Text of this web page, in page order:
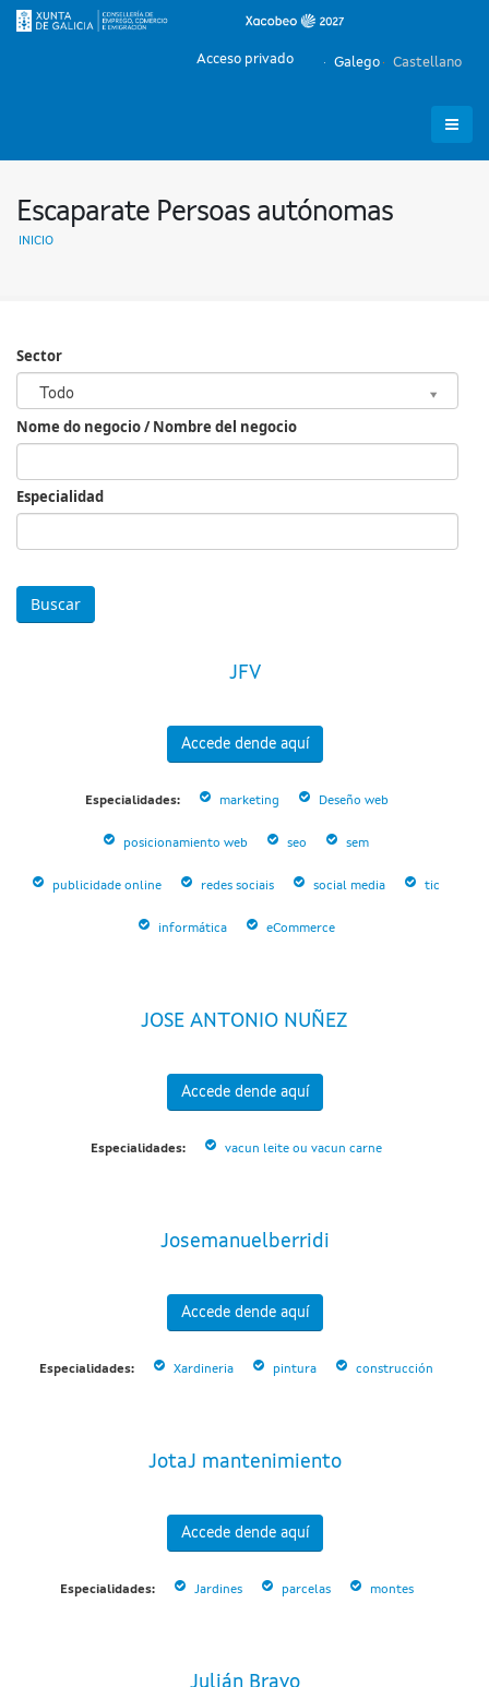
Galego Castellano
Acceso privado
Escaparate Persoas autónomas
INICIO
Sector
Todo
Sector
Nome do negocio / Nombre del negocio
Especialidad
JFV
Accede dende aquí
Especialidades: marketing Deseño web
posicionamiento web seo sem
publicidade online redes sociais social media tic
informática eCommerce
JOSE ANTONIO NUÑEZ
Accede dende aquí
Especialidades: vacun leite ou vacun carne
Josemanuelberridi
Accede dende aquí
Especialidades: Xardineria pintura construcción
JotaJ mantenimiento
Accede dende aquí
Especialidades: Jardines parcelas montes
Julián Bravo